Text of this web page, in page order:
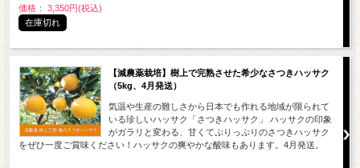
価格： 3,350円(税込)
在庫切れ
【減農薬栽培】樹上で完熟させた希少なさつきハッサク
（5kg、4月発送）
気温や生産の難しさから日本でも作れる地域が限られて
いる珍しいハッサク「さつきハッサク」 ハッサクの印象
がガラリと変わる、甘くてぷりっぷりのさつきハッサク
をぜひ一度ご賞味ください！ハッサクの爽やかな酸味もあります。4月発送。